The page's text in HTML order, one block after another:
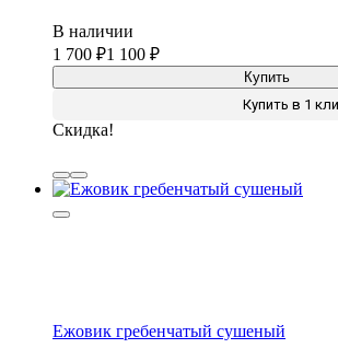
В наличии
1 700
1 100
Купить
Купить в 1
Скидка!
Ежовик гребенчатый сушеный